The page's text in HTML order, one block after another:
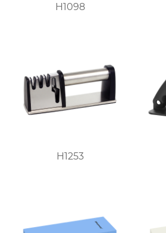
H1098
H1253